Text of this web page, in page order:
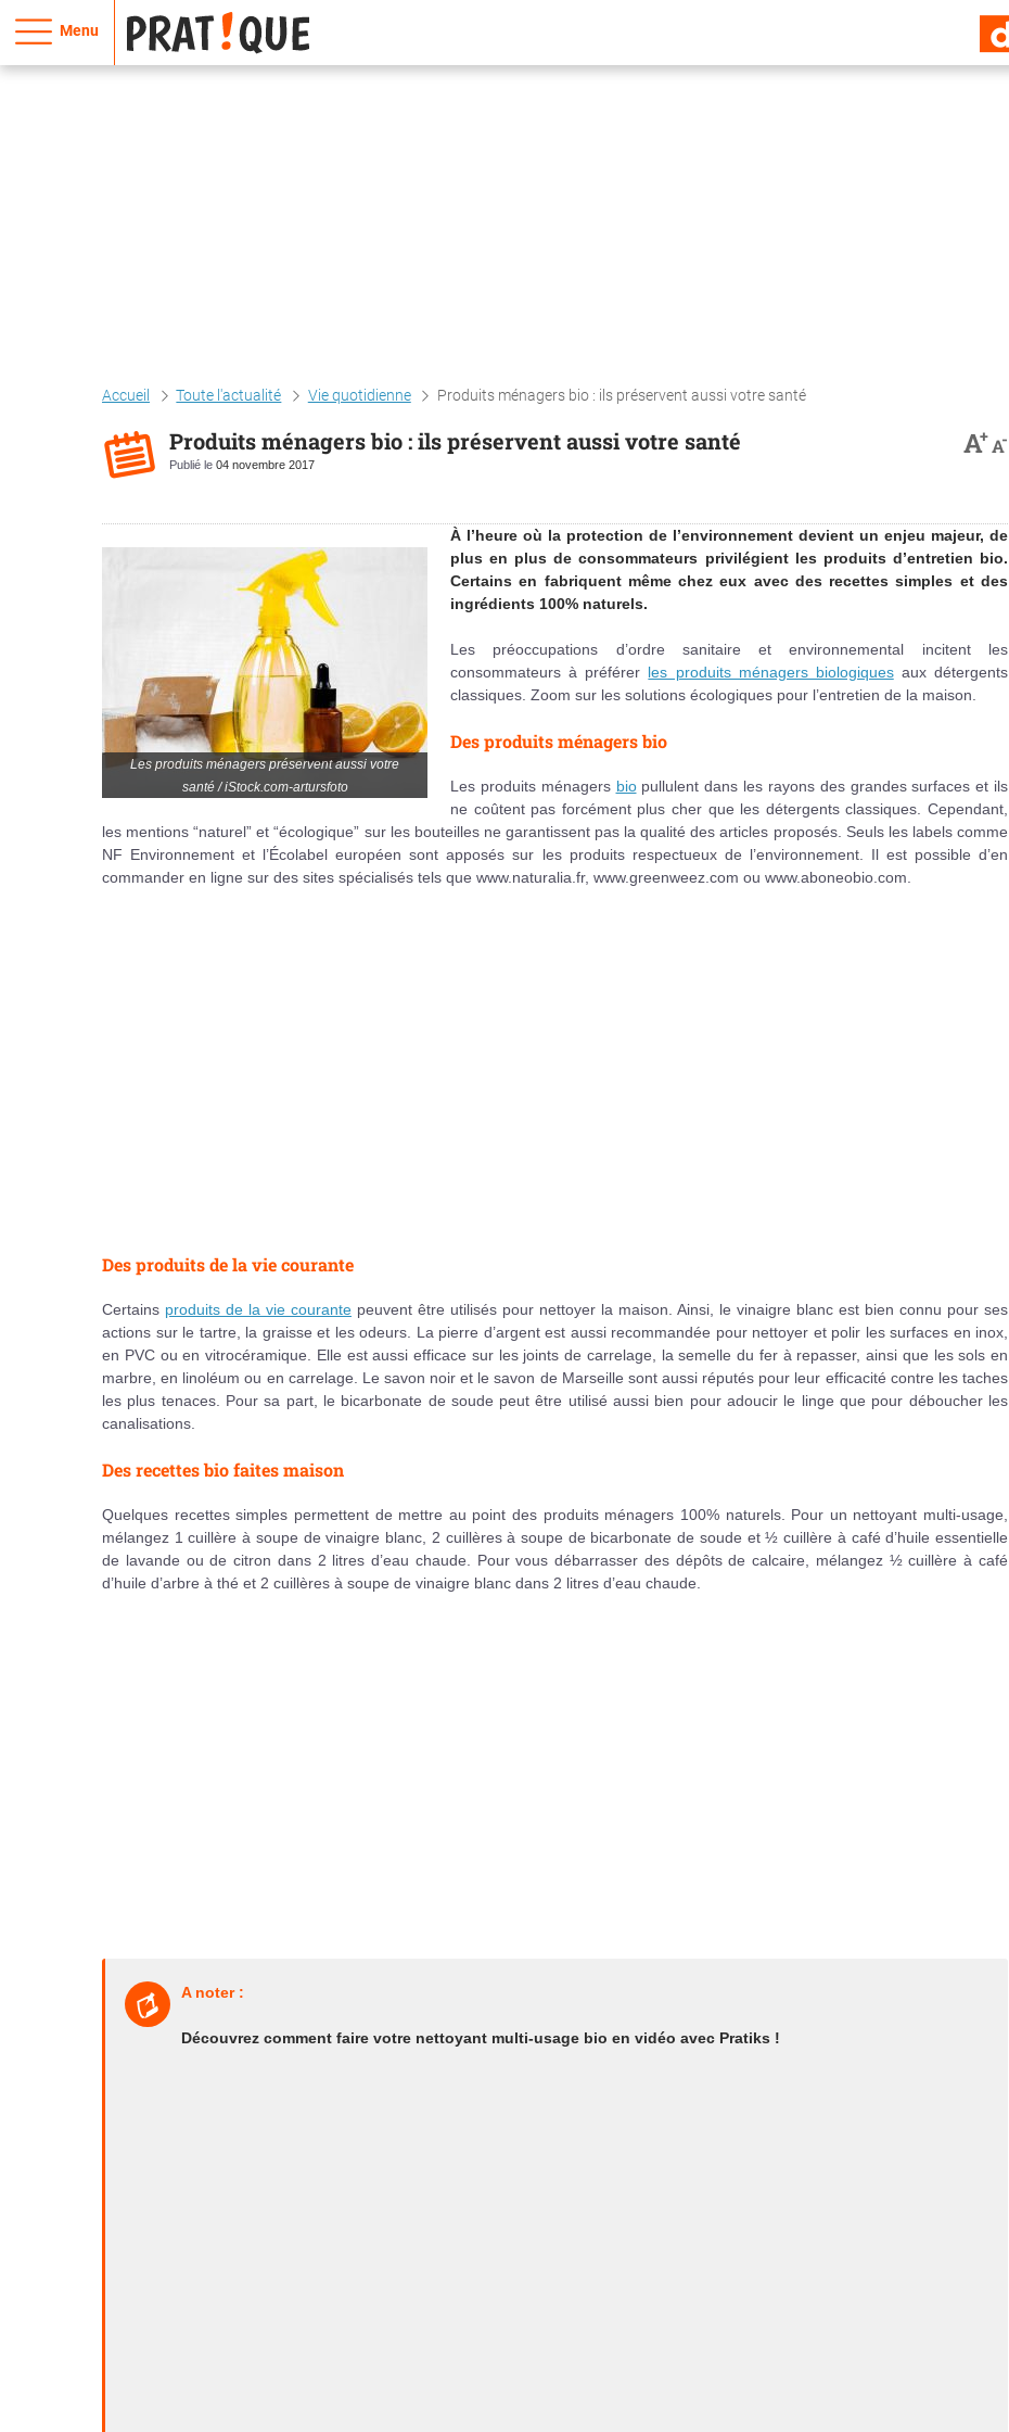
Menu
Accueil Toute l'actualité Vie quotidienne Produits ménagers bio : ils préservent aussi votre santé
Produits ménagers bio : ils préservent aussi votre santé
Publié le 04 novembre 2017
A+A-
Les produits ménagers préservent aussi votre
santé / iStock.com-artursfoto
À l’heure où la protection de l’environnement devient un enjeu majeur, de
plus en plus de consommateurs privilégient les produits d’entretien bio.
Certains en fabriquent même chez eux avec des recettes simples et des
ingrédients 100% naturels.
Les préoccupations d’ordre sanitaire et environnemental incitent les
consommateurs à préférer les produits ménagers biologiquesaux détergents
classiques. Zoom sur les solutions écologiques pour l’entretien de la maison.
Des produits ménagers bio
Les produits ménagers biopullulent dans les rayons des grandes surfaces et ils
ne coûtent pas forcément plus cher que les détergents classiques. Cependant,
les mentions “naturel” et “écologique” sur les bouteilles ne garantissent pas la qualité des articles proposés. Seuls les labels comme
NF Environnement et l’Écolabel européen sont apposés sur les produits respectueux de l’environnement. Il est possible d’en
commander en ligne sur des sites spécialisés tels que www.naturalia.fr, www.greenweez.com ou www.aboneobio.com.
Des produits de la vie courante
Certains produits de la vie courante peuvent être utilisés pour nettoyer la maison. Ainsi, le vinaigre blanc est bien connu pour ses
actions sur le tartre, la graisse et les odeurs. La pierre d’argent est aussi recommandée pour nettoyer et polir les surfaces en inox,
en PVC ou en vitrocéramique. Elle est aussi efficace sur les joints de carrelage, la semelle du fer à repasser, ainsi que les sols en
marbre, en linoléum ou en carrelage. Le savon noir et le savon de Marseille sont aussi réputés pour leur efficacité contre les taches
les plus tenaces. Pour sa part, le bicarbonate de soude peut être utilisé aussi bien pour adoucir le linge que pour déboucher les
canalisations.
Des recettes bio faites maison
Quelques recettes simples permettent de mettre au point des produits ménagers 100% naturels. Pour un nettoyant multi-usage,
mélangez 1 cuillère à soupe de vinaigre blanc, 2 cuillères à soupe de bicarbonate de soude et ½ cuillère à café d’huile essentielle
de lavande ou de citron dans 2 litres d’eau chaude. Pour vous débarrasser des dépôts de calcaire, mélangez ½ cuillère à café
d’huile d’arbre à thé et 2 cuillères à soupe de vinaigre blanc dans 2 litres d’eau chaude.
A noter :
Découvrez comment faire votre nettoyant multi-usage bio en vidéo avec Pratiks !